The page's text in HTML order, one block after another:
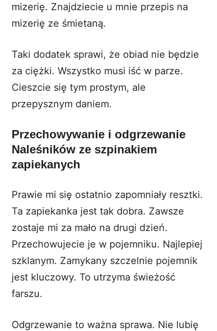
mizerię. Znajdziecie u mnie przepis na
mizerię ze śmietaną.
Taki dodatek sprawi, że obiad nie będzie
za ciężki. Wszystko musi iść w parze.
Cieszcie się tym prostym, ale
przepysznym daniem.
Przechowywanie i odgrzewanie
Naleśników ze szpinakiem
zapiekanych
Prawie mi się ostatnio zapomniały resztki.
Ta zapiekanka jest tak dobra. Zawsze
zostaje mi za mało na drugi dzień.
Przechowujecie je w pojemniku. Najlepiej
szklanym. Zamykany szczelnie pojemnik
jest kluczowy. To utrzyma świeżość
farszu.
Odgrzewanie to ważna sprawa. Nie lubię